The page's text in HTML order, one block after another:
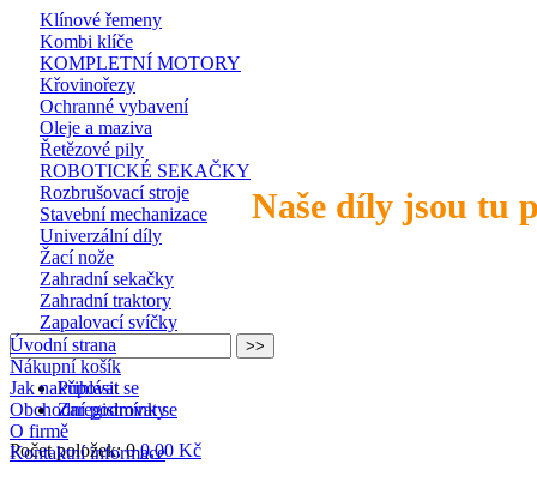
Naše díly jsou tu
Klínové řemeny
Kombi klíče
KOMPLETNÍ MOTORY
Křovinořezy
Ochranné vybavení
Oleje a maziva
Řetězové pily
ROBOTICKÉ SEKAČKY
Rozbrušovací stroje
Stavební mechanizace
Univerzální díly
Žací nože
Zahradní sekačky
Zahradní traktory
Zapalovací svíčky
Přihlásit se
Zaregistrovat se
Počet položek: 0 0,00 Kč
Úvodní strana
Nákupní košík
Jak nakupovat
Obchodní podmínky
O firmě
Kontaktní informace